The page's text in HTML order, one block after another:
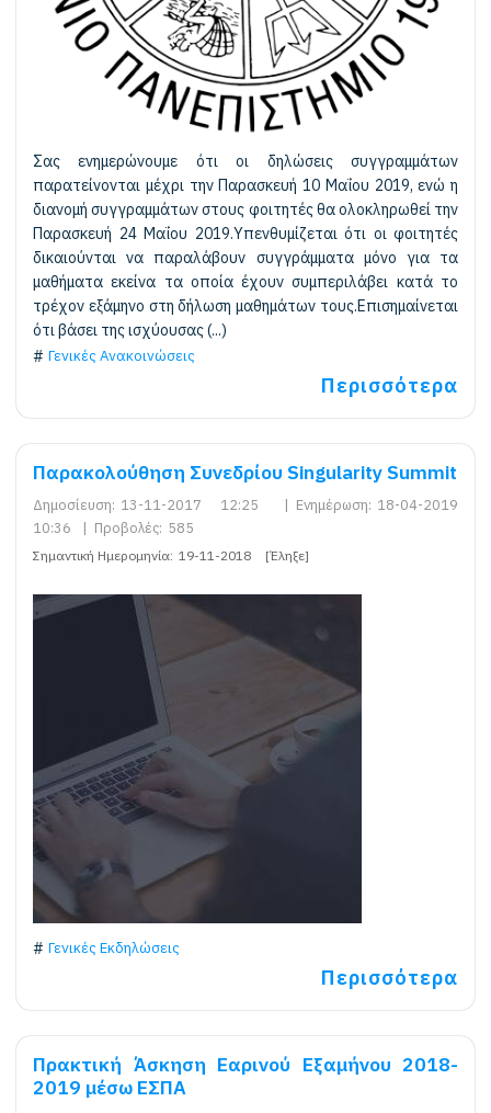
Σας ενημερώνουμε ότι οι δηλώσεις συγγραμμάτων
παρατείνονται μέχρι την Παρασκευή 10 Μαΐου 2019, ενώ η
διανομή συγγραμμάτων στους φοιτητές θα ολοκληρωθεί την
Παρασκευή 24 Μαΐου 2019.Υπενθυμίζεται ότι οι φοιτητές
δικαιούνται να παραλάβουν συγγράμματα μόνο για τα
μαθήματα εκείνα τα οποία έχουν συμπεριλάβει κατά το
τρέχον εξάμηνο στη δήλωση μαθημάτων τους.Επισημαίνεται
ότι βάσει της ισχύουσας (...)
Γενικές Ανακοινώσεις
Περισσότερα
Παρακολούθηση Συνεδρίου Singularity Summit
Δημοσίευση: 13-11-2017 12:25 | Ενημέρωση: 18-04-2019
10:36
| Προβολές: 585
Σημαντική Ημερομηνία: 19-11-2018 [Έληξε]
Γενικές Εκδηλώσεις
Περισσότερα
Πρακτική Άσκηση Εαρινού Εξαμήνου 2018-
2019 μέσω ΕΣΠΑ